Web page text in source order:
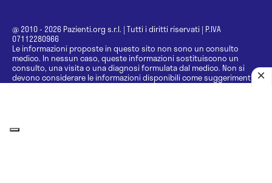
@ 2010 - 2026 Pazienti.org s.r.l. | Tutti i diritti riservati | P.IVA
07112280966
Le informazioni proposte in questo sito non sono un consulto
medico. In nessun caso, queste informazioni sostituiscono un
consulto, una visita o una diagnosi formulata dal medico. Non si
devono considerare le informazioni disponibili come suggerimenti